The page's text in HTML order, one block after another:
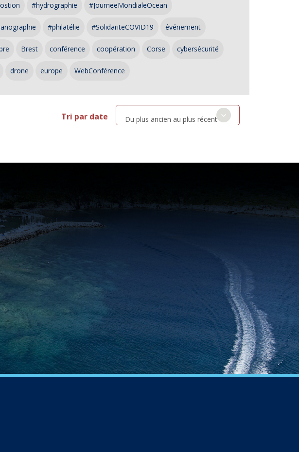
#hydrographie #JourneeMondialeOcean
#philatélie #SolidariteCOVID19 événement
Brest conférence coopération Corse cybersécurité
drone europe WebConférence
Tri par date Du plus ancien au plus récent